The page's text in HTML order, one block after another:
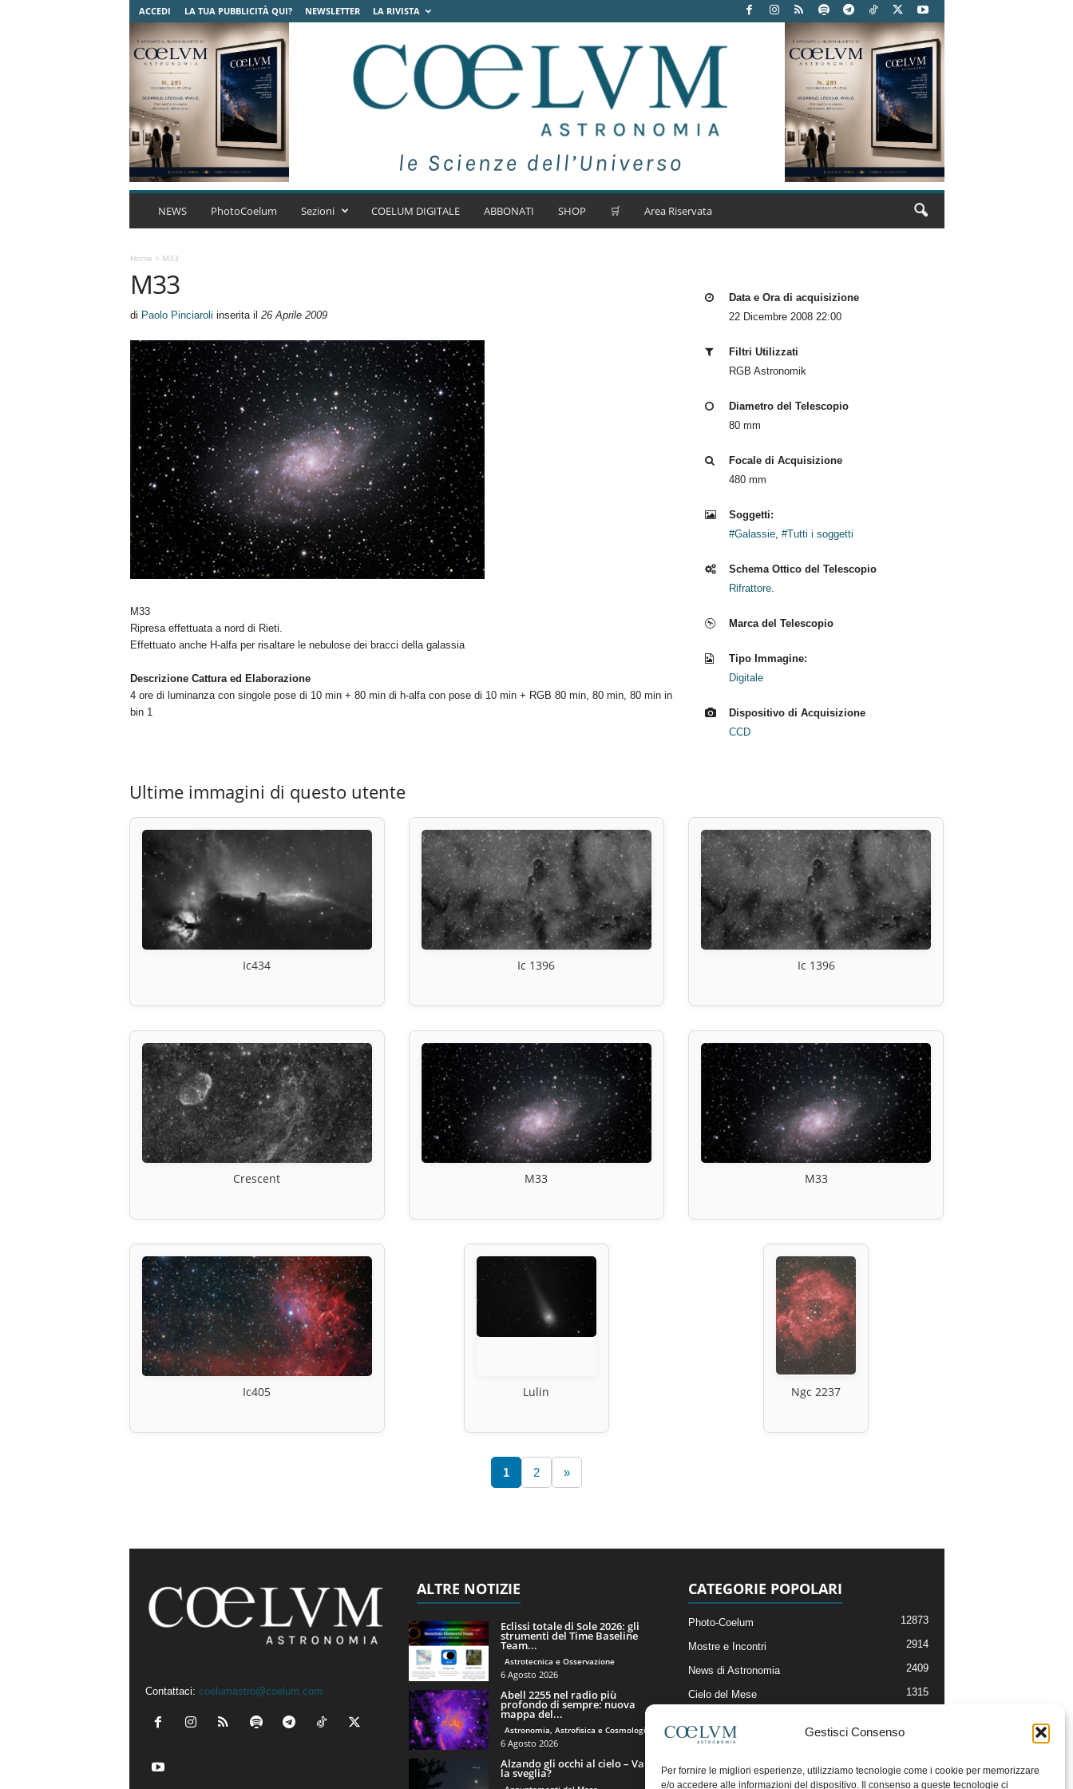
Gestisci Consenso
Per fornire le migliori esperienze, utilizziamo tecnologie come i cookie per memorizzare
e/o accedere alle informazioni del dispositivo. Il consenso a queste tecnologie ci
ACCEDI LA TUA PUBBLICITÀ QUI? NEWSLETTER LA RIVISTA
C
r
o
n
o
m
i
a
NEWS PhotoCoelum Sezioni COELUM DIGITALE ABBONATI SHOP 🛒 Area Riservata
Home > M33
M33
di Paolo Pinciaroli inserita il 26 Aprile 2009
M33
Ripresa effettuata a nord di Rieti.
Effettuato anche H-alfa per risaltare le nebulose dei bracci della galassia
Descrizione Cattura ed Elaborazione
4 ore di luminanza con singole pose di 10 min + 80 min di h-alfa con pose di 10 min + RGB 80 min, 80 min, 80 min in
bin 1
Data e Ora di acquisizione
22 Dicembre 2008 22:00
Filtri Utilizzati
RGB Astronomik
Diametro del Telescopio
80 mm
Focale di Acquisizione
480 mm
Soggetti:
#Galassie, #Tutti i soggetti
Schema Ottico del Telescopio
Rifrattore.
Marca del Telescopio
Tipo Immagine:
Digitale
Dispositivo di Acquisizione
CCD
Ultime immagini di questo utente
Ic434 Ic 1396 Ic 1396
Crescent M33 M33
Ic405 Lulin Ngc 2237
1 2 »
Contattaci: coelumastro@coelum.com
ALTRE NOTIZIE
Eclissi totale di Sole 2026: gli
strumenti del Time Baseline
Team...
Astrotecnica e Osservazione
6 Agosto 2026
Abell 2255 nel radio più
profondo di sempre: nuova
mappa del...
Astronomia, Astrofisica e Cosmologia
6 Agosto 2026
Alzando gli occhi al cielo – Vale
la sveglia?
CATEGORIE POPOLARI
Photo-Coelum 12873
Mostre e Incontri 2914
News di Astronomia 2409
Cielo del Mese 1315
Articoli e Risorse On-Line
Il Blog della Redazione